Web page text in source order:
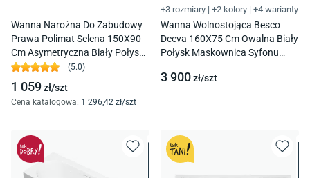
Wanna Narożna Do Zabudowy
Prawa Polimat Selena 150X90
Cm Asymetryczna Biały Połysk
00385
(5.0)
1 059zł/szt
Cena katalogowa: 1 296,42 zł/szt
+3 rozmiary | +2 kolory | +4 warianty
Wanna Wolnostojąca Besco
Deeva 160X75 Cm Owalna Biały
Połysk Maskownica Syfonu
3 900zł/szt